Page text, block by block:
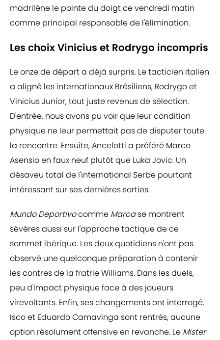
madrilène le pointe du doigt ce vendredi matin
comme principal responsable de l'élimination.
Les choix Vinicius et Rodrygo incompris
Le onze de départ a déjà surpris. Le tacticien italien
a aligné les internationaux Brésiliens, Rodrygo et
Vinicius Junior, tout juste revenus de sélection.
D'entrée, nous avons pu voir que leur condition
physique ne leur permettait pas de disputer toute
la rencontre. Ensuite, Ancelotti a préféré Marco
Asensio en faux neuf plutôt que Luka Jovic. Un
désaveu total de l'international Serbe pourtant
intéressant sur ses dernières sorties.
Mundo Deportivocomme Marcase montrent
sévères aussi sur l'approche tactique de ce
sommet ibérique. Les deux quotidiens n'ont pas
observé une quelconque préparation à contenir
les contres de la fratrie Williams. Dans les duels,
peu d'impact physique face à des joueurs
virevoltants. Enfin, ses changements ont interrogé.
Isco et Eduardo Camavinga sont rentrés, aucune
option résolument offensive en revanche. Le Mister